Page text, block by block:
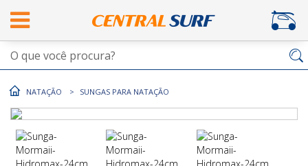
NATAÇÃO SUNGAS PARA NATAÇÃO